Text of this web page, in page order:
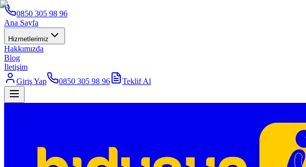
0850 305 98 96
Ana Sayfa
Hizmetlerimiz
Hakkımızda
Blog
İletişim
Giriş Yap
0850 305 98 96 Teklif Al